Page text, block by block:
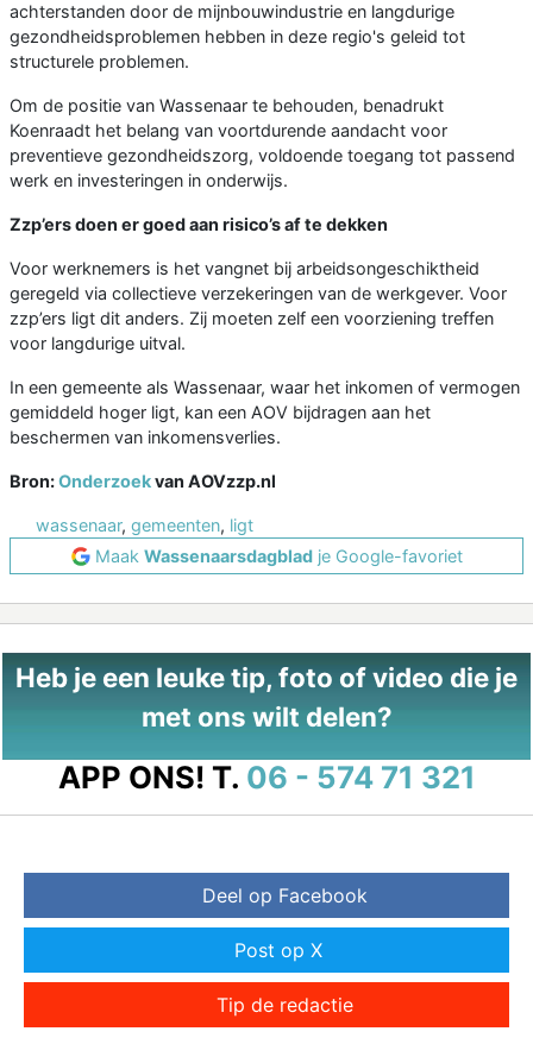
achterstanden door de mijnbouwindustrie en langdurige
gezondheidsproblemen hebben in deze regio's geleid tot
structurele problemen.
Om de positie van Wassenaar te behouden, benadrukt
Koenraadt het belang van voortdurende aandacht voor
preventieve gezondheidszorg, voldoende toegang tot passend
werk en investeringen in onderwijs.
Zzp’ers doen er goed aan risico’s af te dekken
Voor werknemers is het vangnet bij arbeidsongeschiktheid
geregeld via collectieve verzekeringen van de werkgever. Voor
zzp’ers ligt dit anders. Zij moeten zelf een voorziening treffen
voor langdurige uitval.
In een gemeente als Wassenaar, waar het inkomen of vermogen
gemiddeld hoger ligt, kan een AOV bijdragen aan het
beschermen van inkomensverlies.
Bron:Onderzoekvan AOVzzp.nl
wassenaar, gemeenten, ligt
Maak Wassenaarsdagbladje Google-favoriet
Heb je een leuke tip, foto of video die je
met ons wilt delen?
APP ONS! T. 06 - 574 71 321
Deel op Facebook
Post op X
Tip de redactie